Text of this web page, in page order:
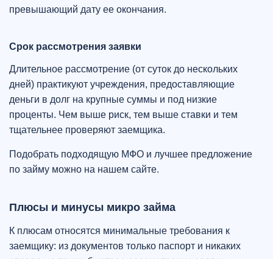
превышающий дату ее окончания.
Срок рассмотрения заявки
Длительное рассмотрение (от суток до нескольких
дней) практикуют учреждения, предоставляющие
деньги в долг на крупные суммы и под низкие
проценты. Чем выше риск, тем выше ставки и тем
тщательнее проверяют заемщика.
Подобрать подходящую МФО и лучшее предложение
по займу можно на нашем сайте.
Плюсы и минусы микро займа
К плюсам относятся минимальные требования к
заемщику: из документов только паспорт и никаких